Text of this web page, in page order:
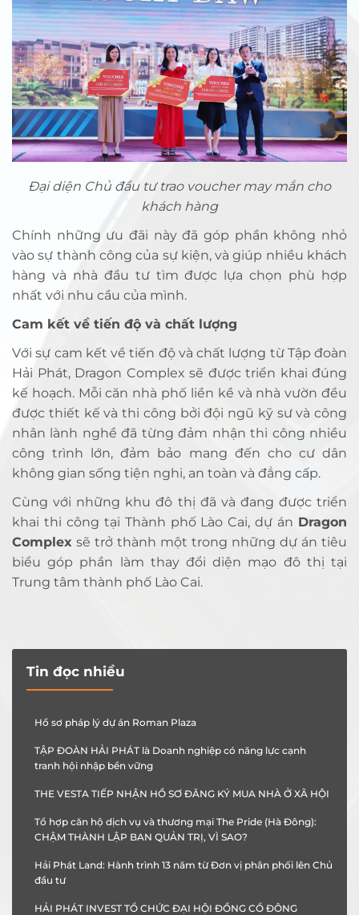
Đại diện Chủ đầu tư trao voucher may mắn cho
khách hàng
Chính những ưu đãi này đã góp phần không nhỏ
vào sự thành công của sự kiện, và giúp nhiều khách
hàng và nhà đầu tư tìm được lựa chọn phù hợp
nhất với nhu cầu của mình.
Cam kết về tiến độ và chất lượng
Với sự cam kết về tiến độ và chất lượng từ Tập đoàn
Hải Phát, Dragon Complex sẽ được triển khai đúng
kế hoạch. Mỗi căn nhà phố liền kề và nhà vườn đều
được thiết kế và thi công bởi đội ngũ kỹ sư và công
nhân lành nghề đã từng đảm nhận thi công nhiều
công trình lớn, đảm bảo mang đến cho cư dân
không gian sống tiện nghi, an toàn và đẳng cấp.
Cùng với những khu đô thị đã và đang được triển
khai thi công tại Thành phố Lào Cai, dự án Dragon
Complex sẽ trở thành một trong những dự án tiêu
biểu góp phần làm thay đổi diện mạo đô thị tại
Trung tâm thành phố Lào Cai.
Tin đọc nhiều
Hồ sơ pháp lý dự án Roman Plaza
TẬP ĐOÀN HẢI PHÁT là Doanh nghiệp có năng lực cạnh
tranh hội nhập bền vững
THE VESTA TIẾP NHẬN HỒ SƠ ĐĂNG KÝ MUA NHÀ Ở XÃ HỘI
Tổ hợp căn hộ dịch vụ và thương mại The Pride (Hà Đông):
CHẬM THÀNH LẬP BAN QUẢN TRỊ, VÌ SAO?
Hải Phát Land: Hành trình 13 năm từ Đơn vị phân phối lên Chủ
đầu tư
HẢI PHÁT INVEST TỔ CHỨC ĐẠI HỘI ĐỒNG CỔ ĐÔNG